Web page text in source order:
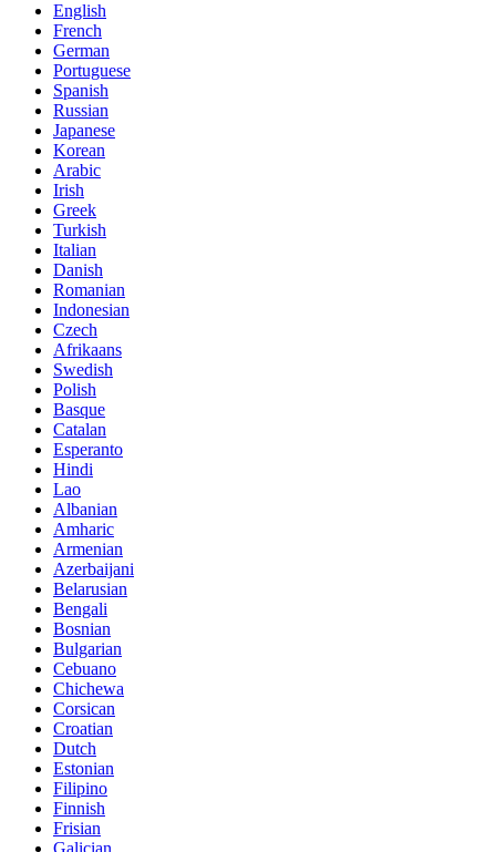
English
French
German
Portuguese
Spanish
Russian
Japanese
Korean
Arabic
Irish
Greek
Turkish
Italian
Danish
Romanian
Indonesian
Czech
Afrikaans
Swedish
Polish
Basque
Catalan
Esperanto
Hindi
Lao
Albanian
Amharic
Armenian
Azerbaijani
Belarusian
Bengali
Bosnian
Bulgarian
Cebuano
Chichewa
Corsican
Croatian
Dutch
Estonian
Filipino
Finnish
Frisian